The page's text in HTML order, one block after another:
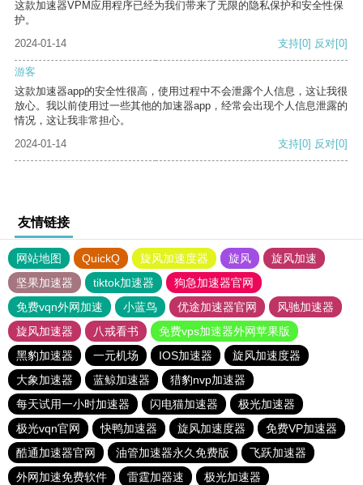
这款加速器VPM应用程序已经为我们带来了无限的隐私保护和安全性保
护。
2024-01-14
支持[0] 反对[0]
游客
这款加速器app的安全性很高，使用过程中不会泄露个人信息，这让我很
放心。我以前使用过一些其他的加速器app，经常会出现个人信息泄露的
情况，这让我非常担心。
2024-01-14
支持[0] 反对[0]
友情链接
网站地图 QuickQ 旋风加速度器 旋风
旋风加速
坚果加速器
tiktok加速器
狗急加速器官网
免费vqn外网加速
小蓝鸟 优途加速器官网
风驰加速器
旋风加速器
八戒看书
免费vps加速器外网苹果版
黑豹加速器
一元机场 IOS加速器
旋风加速度器
大象加速器
蓝鲸加速器
猎豹nvp加速器
每天试用一小时加速器
闪电猫加速器
极光加速器
极光vqn官网
快鸭加速器 旋风加速度器
免费VP加速器
酷通加速器官网
油管加速器永久免费版
飞跃加速器
外网加速免费软件
雷霆加器速 极光加速器